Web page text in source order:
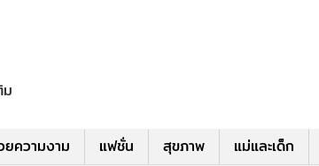
ม
ยความงาม แฟชั่น สุขภาพ แม่และเด็ก